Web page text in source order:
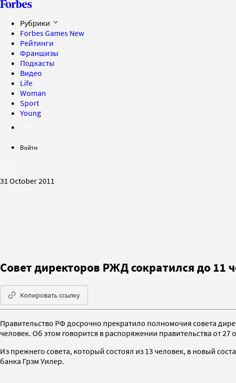
Рубрики
Forbes Games New
Рейтинги
Франшизы
Подкасты
Видео
Life
Woman
Sport
Young
Войти
31 October 2011
Совет директоров РЖД сократился до 11
Копировать ссылку
Правительство РФ досрочно прекратило полномочия совета
человек. Об этом говорится в распоряжении правительства от
Из прежнего совета, который состоял из 13 человек, в новый
банка Грэм Уилер.